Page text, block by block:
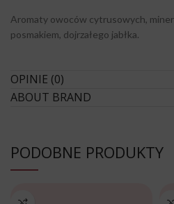
Aromaty owoców cytrusowych,
posmakiem, dojrzałego jabłka.
OPINIE (0)
ABOUT BRAND
PODOBNE PRODUKTY